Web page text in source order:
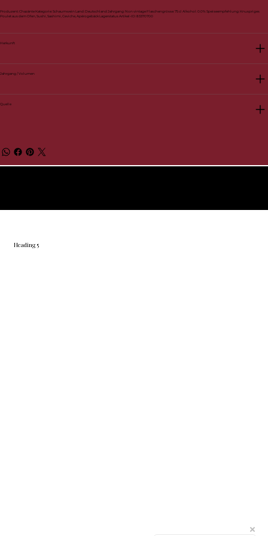
Produzent: Chazánte Kategorie: Schaumwein Land: Deutschland Jahrgang: Non vintage Flaschengrösse: 75 cl Alkohol: 0.0% Speiseempfehlung: Knuspriges
Poulet aus dem Ofen, Sushi, Sashimi, Ceviche, Apérogebäck Lagerstatus Artikel-ID: 83370700
Herkunft
Jahrgang / Volumen
Quelle
Heading 5